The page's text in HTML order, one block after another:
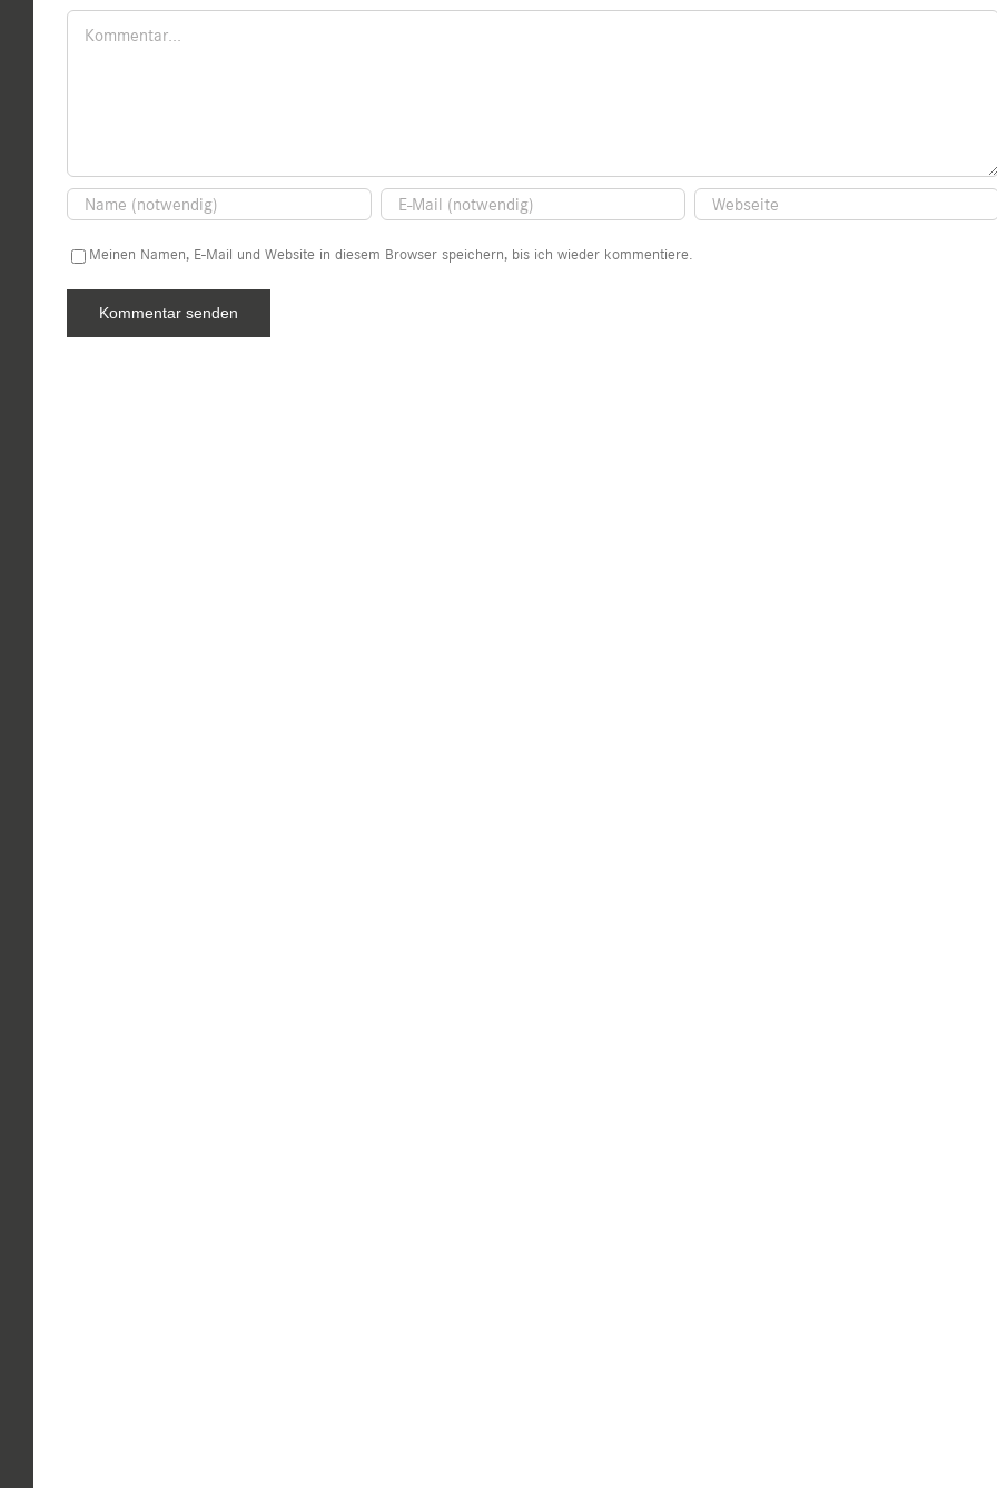
Kommentar
Meinen Namen, E-Mail und Website in diesem Browser speichern, bis ich wieder kommentiere.